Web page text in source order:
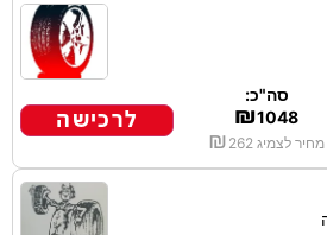
סה"כ:
₪1048
מחיר לצמיג ₪ 262
לרכישה